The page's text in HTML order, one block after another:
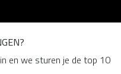
en we sturen je de top 10